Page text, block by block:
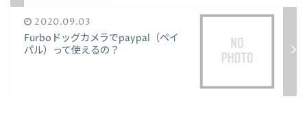
2020.09.03
Furboドッグカメラでpaypal（ペイ
パル）って使えるの？